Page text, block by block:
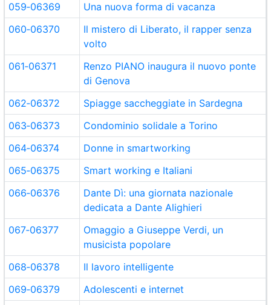
059‑06369
Una nuova forma di vacanza
060‑06370
Il mistero di Liberato, il rapper senza
volto
061‑06371
Renzo PIANO inaugura il nuovo ponte
di Genova
062‑06372
Spiagge saccheggiate in Sardegna
063‑06373
Condominio solidale a Torino
064‑06374
Donne in smartworking
065‑06375
Smart working e Italiani
066‑06376
Dante Dì: una giornata nazionale
dedicata a Dante Alighieri
067‑06377
Omaggio a Giuseppe Verdi, un
musicista popolare
068‑06378
Il lavoro intelligente
069‑06379
Adolescenti e internet